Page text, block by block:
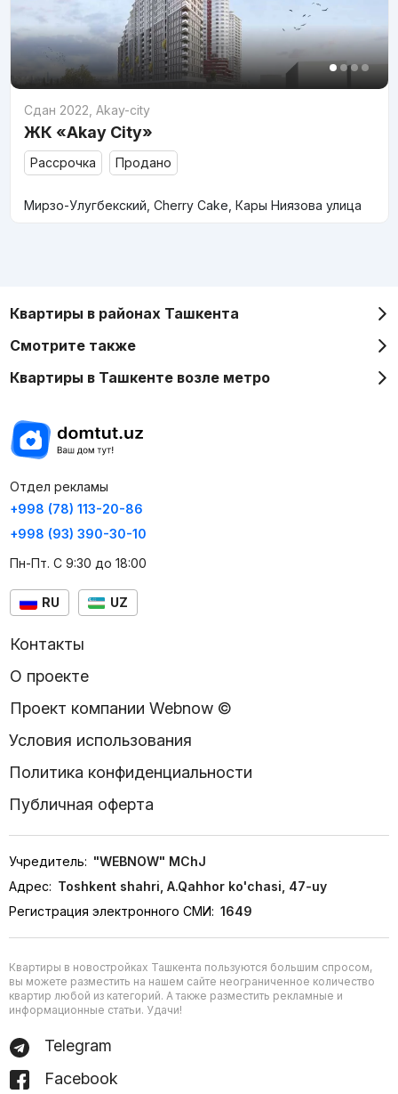
Сдан 2022 Akay-city
ЖК «Akay City»
Рассрочка Продано
Мирзо-Улугбекский, Cherry Cake, Кары Ниязова улица
Квартиры в районах Ташкента
Смотрите также
Квартиры в Ташкенте возле метро
Отдел рекламы
+998 (78) 113-20-86
+998 (93) 390-30-10
Пн-Пт. С 9:30 до 18:00
RU UZ
Контакты
О проекте
Проект компании Webnow ©
Условия использования
Политика конфиденциальности
Публичная оферта
Учредитель: "WEBNOW" MChJ
Адрес: Toshkent shahri, A.Qahhor ko'chasi, 47-uy
Регистрация электронного СМИ: 1649
Квартиры в новостройках Ташкента пользуются большим спросом,
вы можете разместить на нашем сайте неограниченное количество
квартир любой из категорий. А также разместить рекламные и
информационные статьи. Удачи!
Telegram
Facebook